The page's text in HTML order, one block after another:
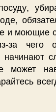
и моющие
за чего
может